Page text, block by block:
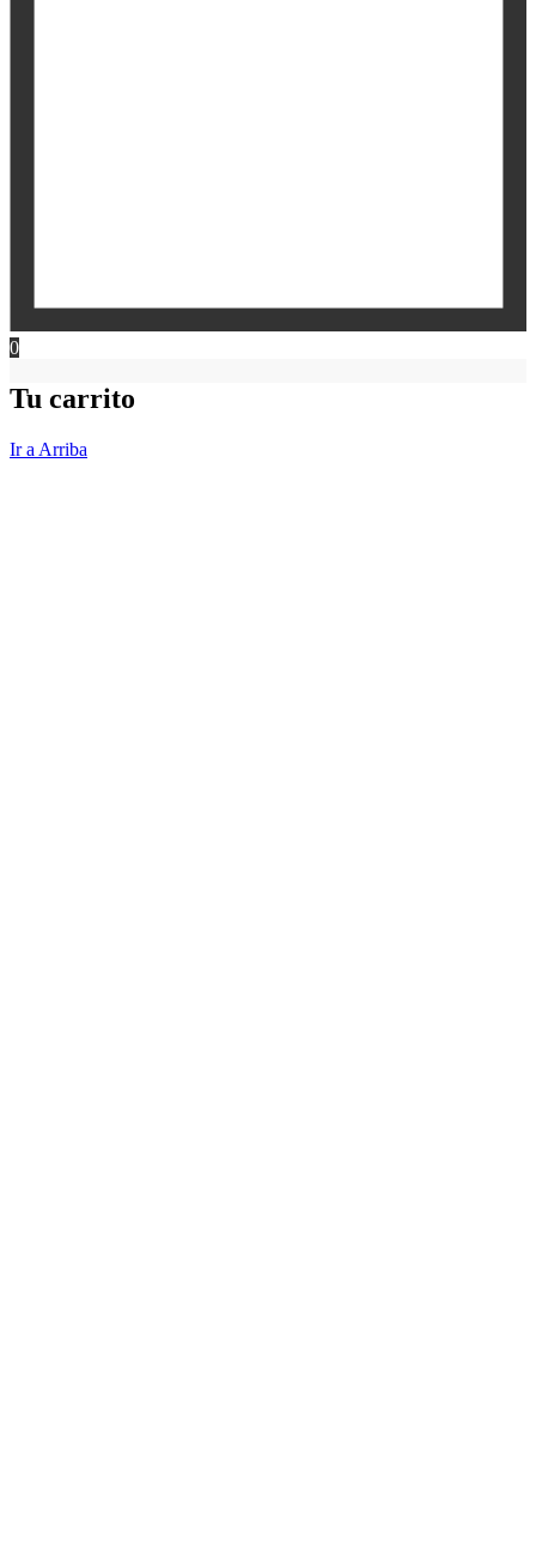
0
Tu carrito
Ir a Arriba